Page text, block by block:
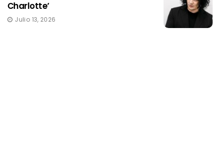
Charlotte’
Julio 13, 2026